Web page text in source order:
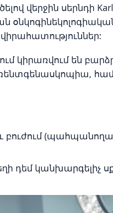
վերջին սերնդի Karl
կիրառվում են
բուժում
դեմ կանխարգելիչ